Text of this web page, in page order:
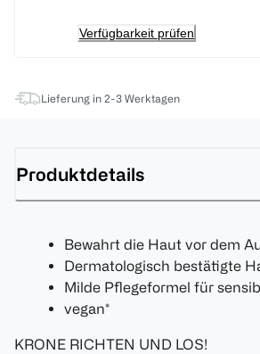
Verfügbarkeit prüfen
Lieferung in 2-3 Werktagen
Produktdetails
Bewahrt die Haut vor dem
Dermatologisch bestätigte
Milde Pflegeformel für
vegan*
KRONE RICHTEN UND LOS!